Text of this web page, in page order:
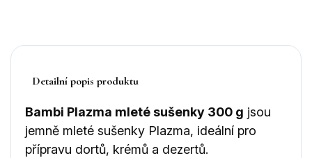
Detailní popis produktu
Bambi Plazma mleté sušenky 300 g jsou
jemně mleté sušenky Plazma, ideální pro
přípravu dortů, krémů a dezertů.